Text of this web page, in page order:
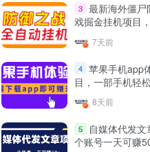
质博主！
4年前
网易云音乐黑胶
官方免费领取教
领1年
4年前
十大电脑挂机赚钱
4年前
TOP5
3 最新海外僵尸
戏掘金挂机项目
7天前
4 苹果手机app
目，一部手机轻
载安装app即可
益
8天前
5
自媒体代发
个账号一天可赚